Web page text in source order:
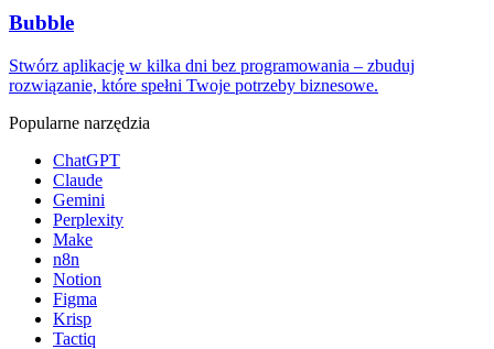
Bubble
Stwórz aplikację w kilka dni bez programowania – zbuduj
rozwiązanie, które spełni Twoje potrzeby biznesowe.
Popularne narzędzia
ChatGPT
Claude
Gemini
Perplexity
Make
n8n
Notion
Figma
Krisp
Tactiq